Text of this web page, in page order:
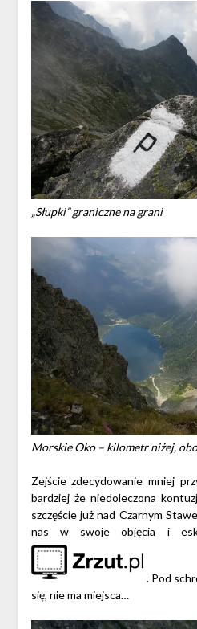
„Słupki” graniczne na grani
Morskie Oko – kilometr niżej,
Zejście zdecydowanie mniej
bardziej że niedoleczona
szczęście już nad Czarnym
nas w swoje objęcia i
. Pod
się, nie ma miejsca…